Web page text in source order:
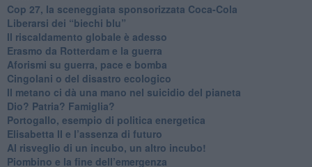
​Cop 27, la sceneggiata sponsorizzata Coca-Cola
​Liberarsi dei “biechi blu”
Il riscaldamento globale è adesso
​Erasmo da Rotterdam e la guerra
​Aforismi su guerra, pace e bomba
Cingolani o del disastro ecologico
​Il metano ci dà una mano nel suicidio del pianeta
​Dio? Patria? Famiglia?
Portogallo, esempio di politica energetica
​Elisabetta II e l’assenza di futuro
Al risveglio di un incubo, un altro incubo!
​Piombino e la fine dell’emergenza